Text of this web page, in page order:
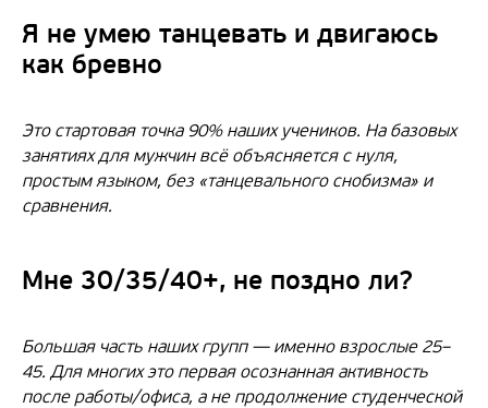
Я не умею танцевать и двигаюсь
как бревно
Это стартовая точка 90% наших учеников. На базовых
занятиях для мужчин всё объясняется с нуля,
простым языком, без «танцевального снобизма» и
сравнения.
Мне 30/35/40+, не поздно ли?
Большая часть наших групп — именно взрослые 25–
45. Для многих это первая осознанная активность
после работы/офиса, а не продолжение студенческой